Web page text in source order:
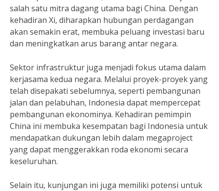
salah satu mitra dagang utama bagi China. Dengan
kehadiran Xi, diharapkan hubungan perdagangan
akan semakin erat, membuka peluang investasi baru
dan meningkatkan arus barang antar negara.
Sektor infrastruktur juga menjadi fokus utama dalam
kerjasama kedua negara. Melalui proyek-proyek yang
telah disepakati sebelumnya, seperti pembangunan
jalan dan pelabuhan, Indonesia dapat mempercepat
pembangunan ekonominya. Kehadiran pemimpin
China ini membuka kesempatan bagi Indonesia untuk
mendapatkan dukungan lebih dalam megaproject
yang dapat menggerakkan roda ekonomi secara
keseluruhan.
Selain itu, kunjungan ini juga memiliki potensi untuk